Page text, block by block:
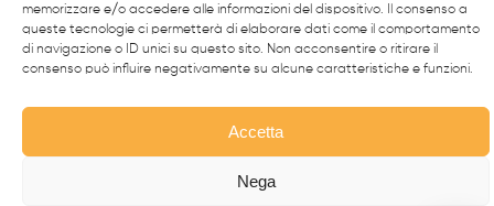
memorizzare e/o accedere alle informazioni del dispositivo. Il consenso a
queste tecnologie ci permetterà di elaborare dati come il comportamento
di navigazione o ID unici su questo sito. Non acconsentire o ritirare il
consenso può influire negativamente su alcune caratteristiche e funzioni.
Accetta
Nega
ferro battuto e acciaio inox